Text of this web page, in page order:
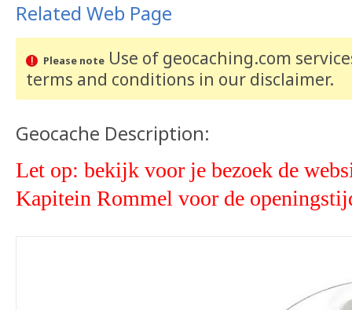
Related Web Page
Please noteUse of geocaching.com
terms and conditions in our disclaimer.
Geocache Description:
Let op: bekijk voor je bezoek de
Kapitein Rommel voor de